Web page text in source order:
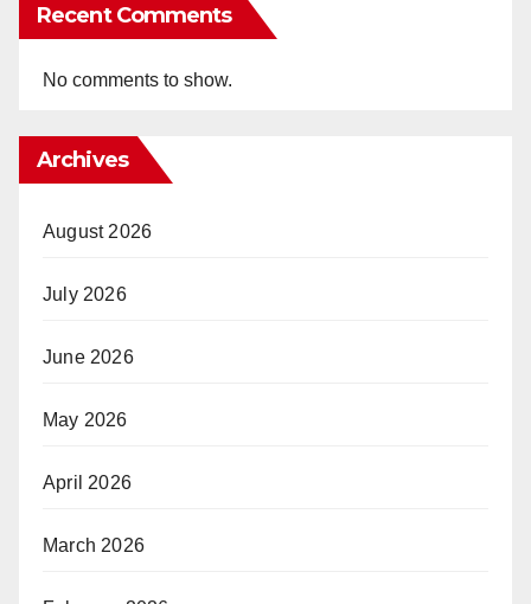
Recent Comments
No comments to show.
Archives
August 2026
July 2026
June 2026
May 2026
April 2026
March 2026